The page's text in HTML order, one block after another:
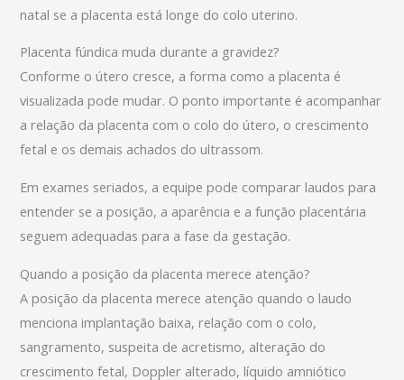
natal se a placenta está longe do colo uterino.
Placenta fúndica muda durante a gravidez?
Conforme o útero cresce, a forma como a placenta é
visualizada pode mudar. O ponto importante é acompanhar
a relação da placenta com o colo do útero, o crescimento
fetal e os demais achados do ultrassom.
Em exames seriados, a equipe pode comparar laudos para
entender se a posição, a aparência e a função placentária
seguem adequadas para a fase da gestação.
Quando a posição da placenta merece atenção?
A posição da placenta merece atenção quando o laudo
menciona implantação baixa, relação com o colo,
sangramento, suspeita de acretismo, alteração do
crescimento fetal, Doppler alterado, líquido amniótico